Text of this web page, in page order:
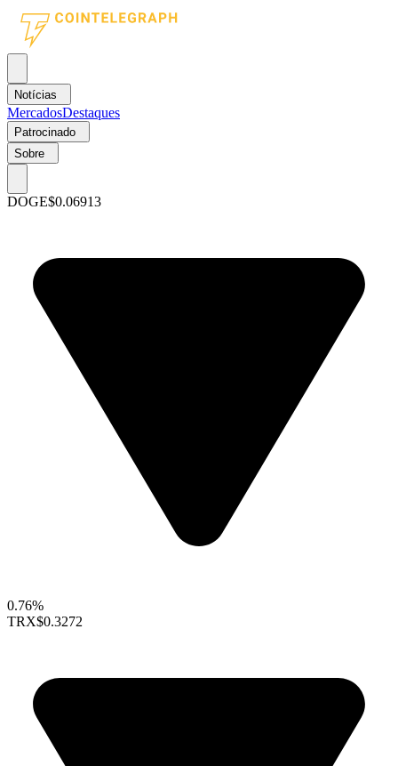
Notícias
MercadosDestaques
Patrocinado
Sobre
DOGE$0.06913
0.76%
TRX$0.3272